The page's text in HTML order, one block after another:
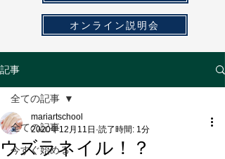
オンライン説明会
記事
全ての記事
今すぐ始める
全ての記事
ウズラネイル！？
mariartschool
2020年12月11日 読了時間: 1分